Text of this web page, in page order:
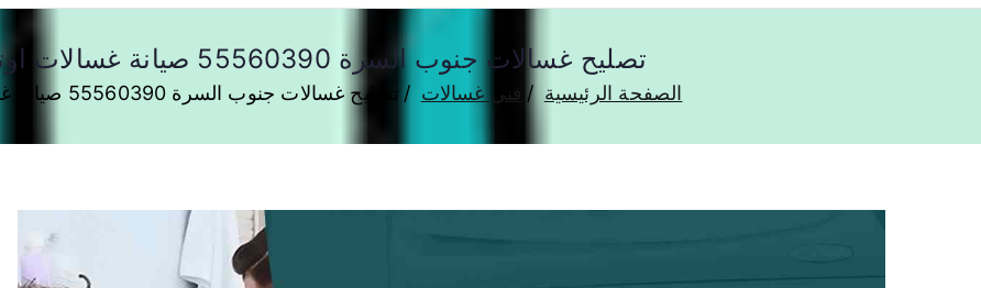
تصليح غسالات جنوب السرة 55560390 صيانة غسالات اوتوماتيك الكويت
الصفحة الرئيسية فني غسالات تصليح غسالات جنوب السرة 55560390 صيانة غسالات اوتوماتيك الكويت